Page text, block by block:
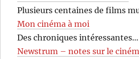
Plusieurs centaines de films
Mon cinéma à moi
Des chroniques intéressantes…
Newstrum – notes sur le